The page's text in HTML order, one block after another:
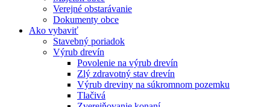
Verejné obstarávanie
Dokumenty obce
Ako vybaviť
Stavebný poriadok
Výrub drevín
Povolenie na výrub drevín
Zlý zdravotný stav drevín
Výrub dreviny na súkromnom pozemku
Tlačivá